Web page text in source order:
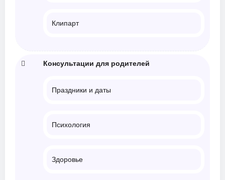
Клипарт
Консультации для родителей
Праздники и даты
Психология
Здоровье